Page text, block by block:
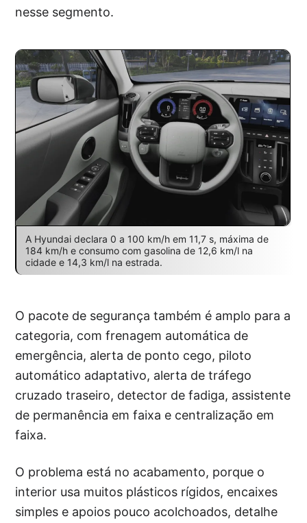
nesse segmento.
A Hyundai declara 0 a 100 km/h em 11,7 s, máxima de
184 km/h e consumo com gasolina de 12,6 km/l na
cidade e 14,3 km/l na estrada.
O pacote de segurança também é amplo para a
categoria, com frenagem automática de
emergência, alerta de ponto cego, piloto
automático adaptativo, alerta de tráfego
cruzado traseiro, detector de fadiga, assistente
de permanência em faixa e centralização em
faixa.
O problema está no acabamento, porque o
interior usa muitos plásticos rígidos, encaixes
simples e apoios pouco acolchoados, detalhe